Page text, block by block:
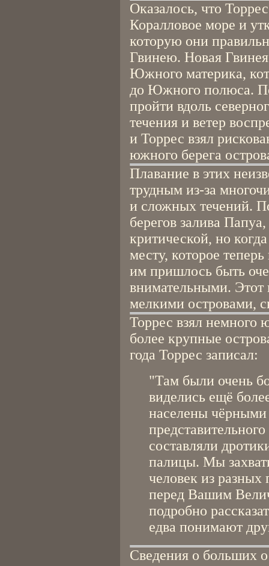
Оказалось, что
Коралловое море и
которую они
Гвинею. Новая
Южного материка,
до Южного полюса.
пройти вдоль
течения и ветер
и Торрес взял
южного берега
Плавание в этих
трудным из-за
и сложных течений.
берегов залива
критической, но
месту, которое
им пришлось быть
внимательными. Этот
мелкими островами,
Торрес взял немного
более крупные
года Торрес записал:
"Там были очень
виделись ещё
населены
составляли
палицы. Мы
человек из разных
перед Вашим
подробно
едва понимают
Сведения о больших